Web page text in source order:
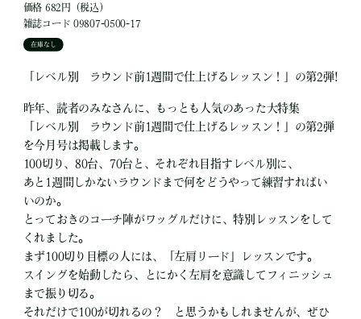
価格 682円（税込）
雑誌コード 09807-0500-17
在庫なし
「レベル別 ラウンド前1週間で仕上げるレッスン！」の第2弾!
昨年、読者のみなさんに、もっとも人気のあった大特集
「レベル別 ラウンド前1週間で仕上げるレッスン！」の第2弾
を今月号は掲載します。
100切り、80台、70台と、それぞれ目指すレベル別に、
あと1週間しかないラウンドまで何をどうやって練習すればい
いのか。
とっておきのコーチ陣がワッグルだけに、特別レッスンをして
くれました。
まず100切り目標の人には、「左肩リード」レッスンです。
スイングを始動したら、とにかく左肩を意識してフィニッシュ
まで振り切る。
それだけで100が切れるの？ と思うかもしれませんが、ぜひ